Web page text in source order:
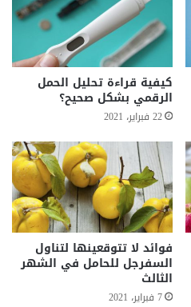
كيفية قراءة تحليل الحمل
الرقمي بشكل صحيح؟
22 فبراير، 2021
فوائد لا تتوقعينها لتناول
السفرجل للحامل في الشهر
الثالث
7 فبراير، 2021